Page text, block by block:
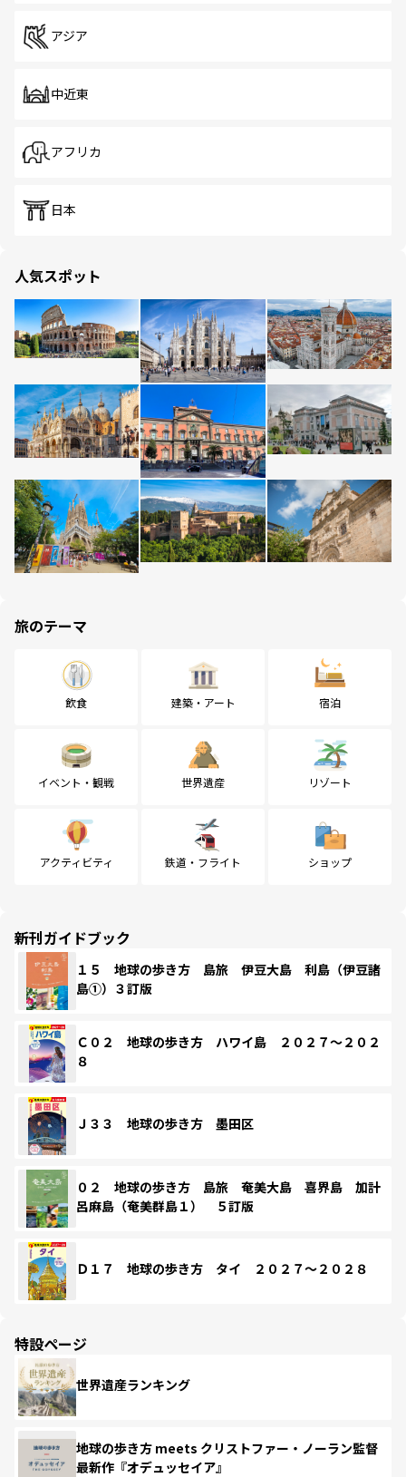
アジア
中近東
アフリカ
日本
人気スポット
旅のテーマ
飲食 建築・アート 宿泊
イベント・観戦 世界遺産 リゾート
アクティビティ 鉄道・フライト ショップ
新刊ガイドブック
１５ 地球の歩き方 島旅 伊豆大島 利島（伊豆諸
島①）３訂版
Ｃ０２ 地球の歩き方 ハワイ島 ２０２７～２０２
８
Ｊ３３ 地球の歩き方 墨田区
０２ 地球の歩き方 島旅 奄美大島 喜界島 加計
呂麻島（奄美群島１） ５訂版
Ｄ１７ 地球の歩き方 タイ ２０２７～２０２８
特設ページ
世界遺産ランキング
地球の歩き方 meets クリストファー・ノーラン監督
最新作『オデュッセイア』